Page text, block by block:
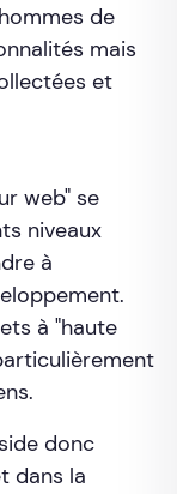
de
mais
et
web" se
niveaux
à
à "haute
donc
dans la